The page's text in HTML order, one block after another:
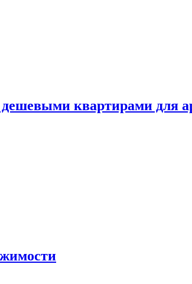
квартирами для